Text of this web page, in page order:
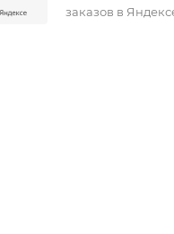
заказов в